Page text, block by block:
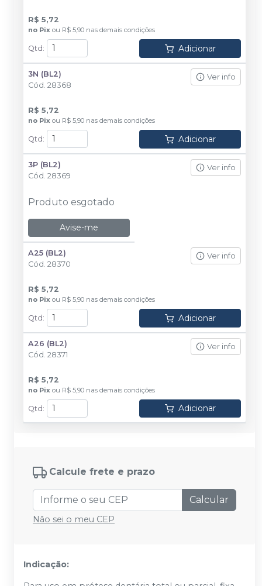
R$ 5,72
no Pix ou R$ 5,90 nas demais condições
Qtd : Adicionar
3N (BL2)
Cód. 28368
Ver info
R$ 5,72
no Pix ou R$ 5,90 nas demais condições
Qtd : Adicionar
3P (BL2)
Cód. 28369
Ver info
Produto esgotado
Avise-me
A25 (BL2)
Cód. 28370
Ver info
R$ 5,72
no Pix ou R$ 5,90 nas demais condições
Qtd: Adicionar
A26 (BL2)
Cód. 28371
Ver info
R$ 5,72
no Pix ou R$ 5,90 nas demais condições
Qtd: Adicionar
Calcule frete e prazo
Calcular
Não sei o meu CEP
Indicação: